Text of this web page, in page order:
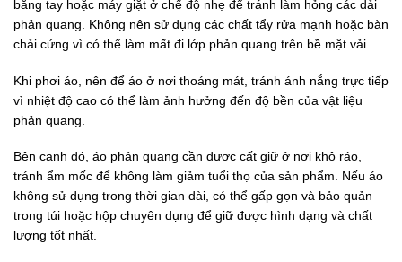
bằng tay hoặc máy giặt ở chế độ nhẹ để tránh làm hỏng các dải
phản quang. Không nên sử dụng các chất tẩy rửa mạnh hoặc bàn
chải cứng vì có thể làm mất đi lớp phản quang trên bề mặt vải.
Khi phơi áo, nên để áo ở nơi thoáng mát, tránh ánh nắng trực tiếp
vì nhiệt độ cao có thể làm ảnh hưởng đến độ bền của vật liệu
phản quang.
Bên cạnh đó, áo phản quang cần được cất giữ ở nơi khô ráo,
tránh ẩm mốc để không làm giảm tuổi thọ của sản phẩm. Nếu áo
không sử dụng trong thời gian dài, có thể gấp gọn và bảo quản
trong túi hoặc hộp chuyên dụng để giữ được hình dạng và chất
lượng tốt nhất.